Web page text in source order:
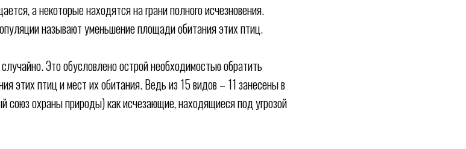
а некоторые находятся на грани полного исчезновения.
называют уменьшение площади обитания этих птиц.
Это обусловлено острой необходимостью обратить
этих птиц и мест их обитания. Ведь из 15 видов – 11 занесены в
охраны природы) как исчезающие, находящиеся под угрозой